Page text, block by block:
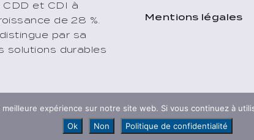
et CDI à
de 28 %.
par sa
solutions durables
Mentions légales
© 2026 - B&S Recrutement
expérience sur notre site web. Si vous continuez à
Ok
Non Politique de confidentialité